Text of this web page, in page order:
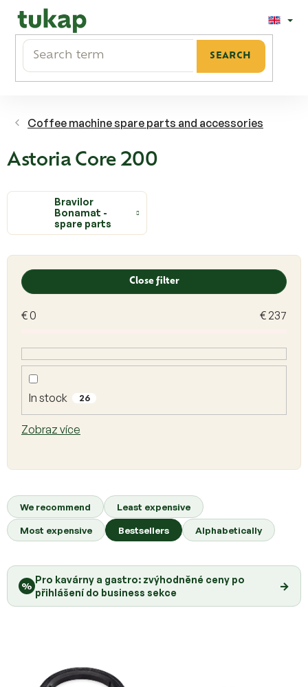
content
SEARCH
Coffee machine spare parts and accessories
Astoria Core 200
Bravilor
Bonamat -
spare parts
r
o
d
c
We recommend
Least expensive
Most expensive
Bestsellers Alphabetically
Close filter
€0 € 237
In stock 26
Zobraz více
L
%
Pro kavárny a gastro: zvýhodněné ceny po
přihlášení do business sekce
→